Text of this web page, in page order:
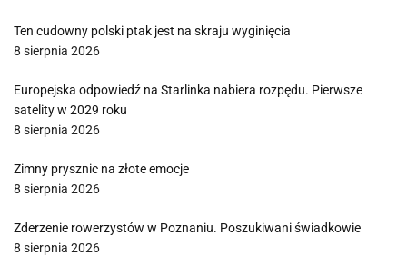
Ten cudowny polski ptak jest na skraju wyginięcia
8 sierpnia 2026
Europejska odpowiedź na Starlinka nabiera rozpędu. Pierwsze
satelity w 2029 roku
8 sierpnia 2026
Zimny prysznic na złote emocje
8 sierpnia 2026
Zderzenie rowerzystów w Poznaniu. Poszukiwani świadkowie
8 sierpnia 2026